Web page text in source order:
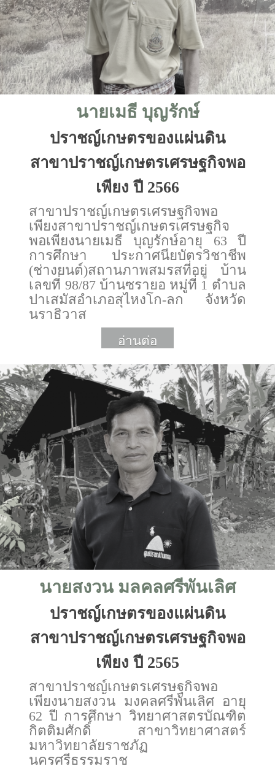
นายเมธี บุญรักษ์
ปราชญ์เกษตรของแผ่นดิน
สาขาปราชญ์เกษตรเศรษฐกิจพอ
เพียง ปี 2566
สาขาปราชญ์เกษตรเศรษฐกิจพอ
เพียงสาขาปราชญ์เกษตรเศรษฐกิจ
พอเพียงนายเมธี บุญรักษ์อายุ 63 ปี
การศึกษา ประกาศนียบัตรวิชาชีพ
(ช่างยนต์)สถานภาพสมรสที่อยู่ บ้าน
เลขที่ 98/87 บ้านซรายอ หมู่ที่ 1 ตำบล
ปาเสมัสอำเภอสุไหงโก-ลก จังหวัด
นราธิวาส
อ่านต่อ
More
นายสงวน มลคลศรีพันเลิศ
ปราชญ์เกษตรของแผ่นดิน
สาขาปราชญ์เกษตรเศรษฐกิจพอ
เพียง ปี 2565
สาขาปราชญ์เกษตรเศรษฐกิจพอ
เพียงนายสงวน มงคลศรีพันเลิศ อายุ
62 ปี การศึกษา วิทยาศาสตรบัณฑิต
กิตติมศักดิ์ สาขาวิทยาศาสตร์
มหาวิทยาลัยราชภัฏ
นครศรีธรรมราช